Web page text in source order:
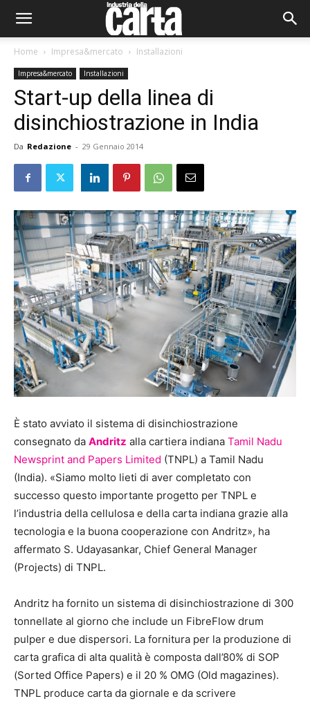
Home Impresa&mercato Installazioni
Impresa&mercato Installazioni
Start-up della linea di
disinchiostrazione in India
Da Redazione - 29 Gennaio 2014
È stato avviato il sistema di disinchiostrazione
consegnato da Andritz alla cartiera indiana Tamil Nadu
Newsprint and Papers Limited (TNPL) a Tamil Nadu
(India). «Siamo molto lieti di aver completato con
successo questo importante progetto per TNPL e
l’industria della cellulosa e della carta indiana grazie alla
tecnologia e la buona cooperazione con Andritz», ha
affermato S. Udayasankar, Chief General Manager
(Projects) di TNPL.
Andritz ha fornito un sistema di disinchiostrazione di 300
tonnellate al giorno che include un FibreFlow drum
pulper e due dispersori. La fornitura per la produzione di
carta grafica di alta qualità è composta dall’80% di SOP
(Sorted Office Papers) e il 20 % OMG (Old magazines).
TNPL produce carta da giornale e da scrivere